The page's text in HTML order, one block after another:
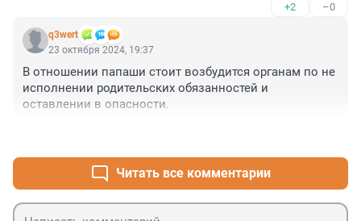
ОБЯЗАНЫ заботиться об их безопасности, и за их
детьми КТО-ТО должен приглядывать! Эти родители,
надеюсь, впредь будут внимательнее, а вот такие же
остальные...
+2 –0
q3wert
23 октября 2024, 19:37
В отношении папаши стоит возбудится органам по не
исполнении родительских обязанностей и
оставлении в опасности.
Читать все комментарии